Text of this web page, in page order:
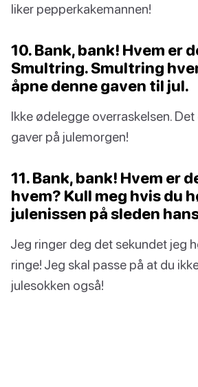
liker pepperkakemannen!
10. Bank, bank! Hvem er
Smultring. Smultring
åpne denne gaven til jul.
Ikke ødelegge overraskelsen.
gaver på julemorgen!
11. Bank, bank! Hvem er
hvem? Kull meg hvis du
julenissen på sleden
Jeg ringer deg det sekundet jeg
ringe! Jeg skal passe på at du
julesokken også!